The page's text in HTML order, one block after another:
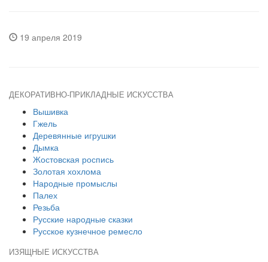
19 апреля 2019
ДЕКОРАТИВНО-ПРИКЛАДНЫЕ ИСКУССТВА
Вышивка
Гжель
Деревянные игрушки
Дымка
Жостовская роспись
Золотая хохлома
Народные промыслы
Палех
Резьба
Русские народные сказки
Русское кузнечное ремесло
ИЗЯЩНЫЕ ИСКУССТВА